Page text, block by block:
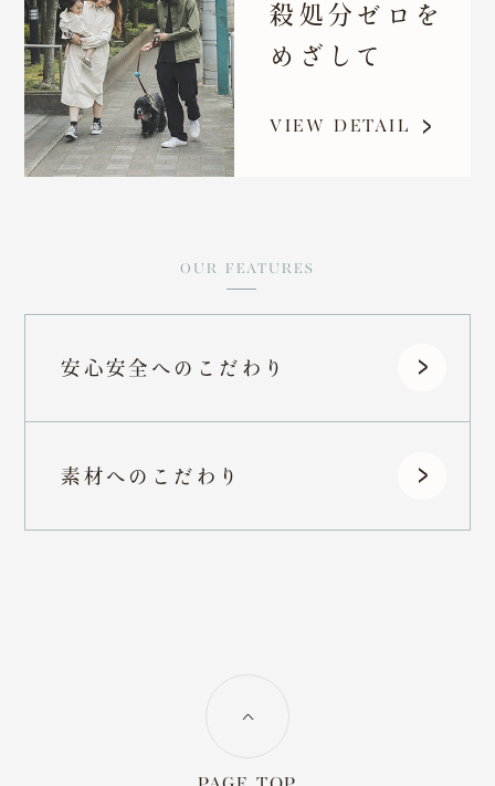
Instagram〈dog〉
OUR FEATURES
安心安全へのこだわり
素材へのこだわり
殺処分ゼロを
めざして
VIEW DETAIL